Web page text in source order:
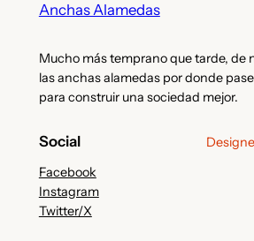
Anchas Alamedas
Mucho más temprano que tarde, de
las anchas alamedas por donde
para construir una sociedad mejor.
Social
Facebook
Instagram
Twitter/X